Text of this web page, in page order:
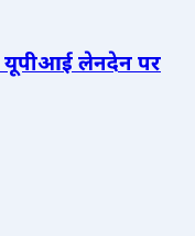
यूपीआई लेनदेन पर